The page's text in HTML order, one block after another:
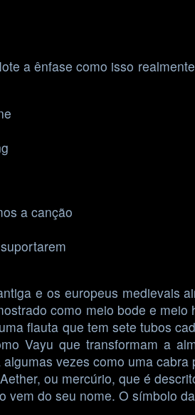
a ênfase como isso
a canção
e os europeus medievais
como meio bode e
flauta que tem sete tubos
Vayu que transformam a
vezes como uma
ou mercúrio, que é
vem do seu nome. O símbolo